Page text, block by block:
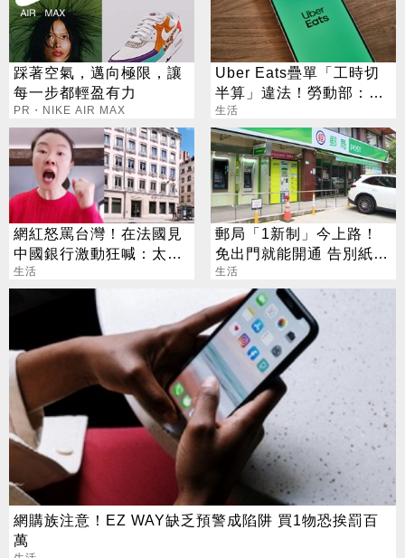
踩著空氣，邁向極限，讓
每一步都輕盈有力
PR・NIKE AIR MAX
Uber Eats疊單「工時切
半算」違法！勞動部：每
案可罰2萬
生活
網紅怒罵台灣！在法國見
中國銀行激動狂喊：太驕
傲
生活
郵局「1新制」今上路！
免出門就能開通 告別紙本
不用跑臨櫃
生活
網購族注意！EZ WAY缺乏預警成陷阱 買1物恐挨罰百
萬